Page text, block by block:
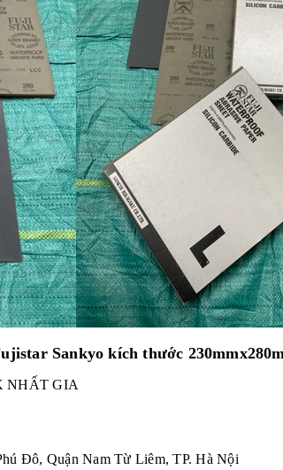
Sankyo kích thước
NHẤT GIA
Đô, Quận Nam Từ Liêm, TP. Hà Nội